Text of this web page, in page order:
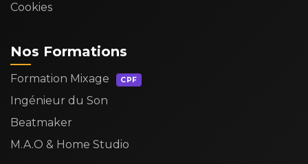
Cookies
Nos Formations
Formation Mixage CPF
Ingénieur du Son
Beatmaker
M.A.O & Home Studio